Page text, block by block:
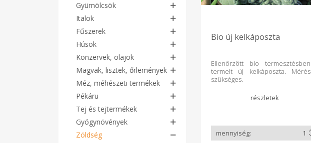
Gyümölcsök
Italok
Fűszerek
Húsok
Konzervek, olajok
Magvak, lisztek, őrlemények
Méz, méhészeti termékek
Pékáru
Tej és tejtermékek
Gyógynövények
Zöldség
Bio új kelkáposzta
Ellenőrzött bio termesztésben
termelt új kelkáposzta. Mérés
szükséges.